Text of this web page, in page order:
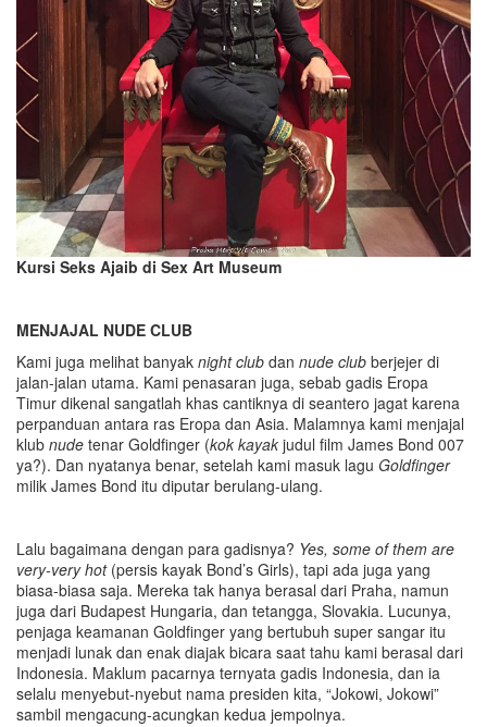
Kursi Seks Ajaib di Sex Art Museum
MENJAJAL NUDE CLUB
Kami juga melihat banyak night club dan nude club berjejer di
jalan-jalan utama. Kami penasaran juga, sebab gadis Eropa
Timur dikenal sangatlah khas cantiknya di seantero jagat karena
perpanduan antara ras Eropa dan Asia. Malamnya kami menjajal
klub nude tenar Goldfinger (kok kayak judul film James Bond 007
ya?). Dan nyatanya benar, setelah kami masuk lagu Goldfinger
milik James Bond itu diputar berulang-ulang.
Lalu bagaimana dengan para gadisnya? Yes, some of them are
very-very hot(persis kayak Bond’s Girls), tapi ada juga yang
biasa-biasa saja. Mereka tak hanya berasal dari Praha, namun
juga dari Budapest Hungaria, dan tetangga, Slovakia. Lucunya,
penjaga keamanan Goldfinger yang bertubuh super sangar itu
menjadi lunak dan enak diajak bicara saat tahu kami berasal dari
Indonesia. Maklum pacarnya ternyata gadis Indonesia, dan ia
selalu menyebut-nyebut nama presiden kita, “Jokowi, Jokowi”
sambil mengacung-acungkan kedua jempolnya.